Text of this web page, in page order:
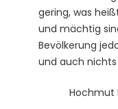
gering, was
und mächtig
Bevölkerung
und auch
Hochmut